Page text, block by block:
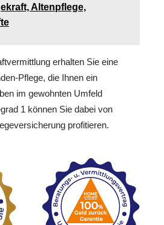
Altenpflege,
erhalten Sie eine
Pflege, die Ihnen ein
im gewohnten Umfeld
1 können Sie dabei von
profitieren.